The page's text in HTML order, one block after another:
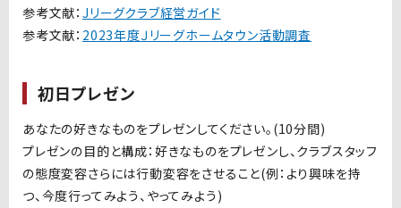
参考文献： Jリーグクラブ経営ガイド
参考文献： 2023年度Ｊリーグホームタウン活動調査
初日プレゼン
あなたの好きなものをプレゼンしてください。(10分間)
プレゼンの目的と構成：好きなものをプレゼンし、クラブスタッフ
の態度変容さらには行動変容をさせること(例：より興味を持
つ、今度行ってみよう、やってみよう)